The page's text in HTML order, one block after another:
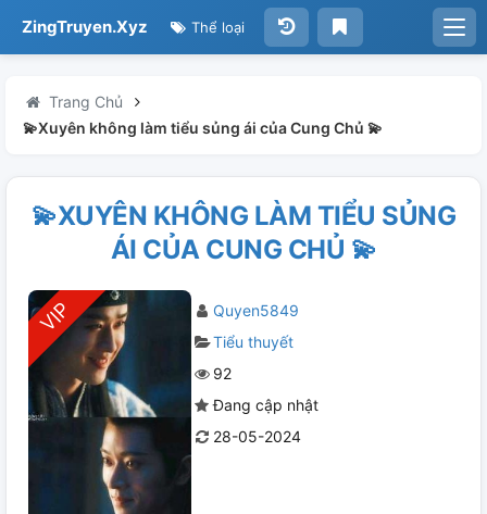
ZingTruyen.Xyz Thể loại
Trang Chủ
💫Xuyên không làm tiểu sủng ái của Cung Chủ 💫
💫XUYÊN KHÔNG LÀM TIỂU SỦNG
ÁI CỦA CUNG CHỦ 💫
Quyen5849
Tiểu thuyết
92
Đang cập nhật
28-05-2024